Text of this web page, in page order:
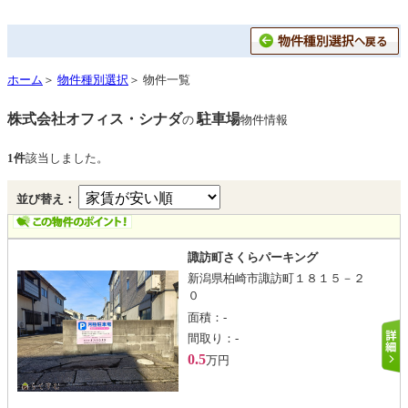
ホーム ＞ 物件種別選択 ＞ 物件一覧
株式会社オフィス・シナダの 駐車場物件情報
1件該当しました。
並び替え：
諏訪町さくらパーキング
新潟県柏崎市諏訪町１８１５－２
０
面積： -
間取り： -
0.5万円